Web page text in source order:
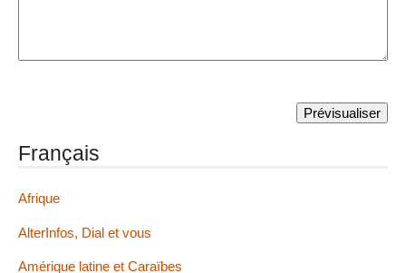
Français
Afrique
AlterInfos, Dial et vous
Amérique latine et Caraïbes